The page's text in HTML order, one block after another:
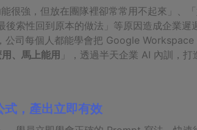
很強，但放在團隊裡卻常常用不起來」、
後索性回到原本的做法」等原因造成企業
公司每個人都能學會把 Google
、馬上能用 」，透過半天企業 AI 內訓，
，產出立即有效